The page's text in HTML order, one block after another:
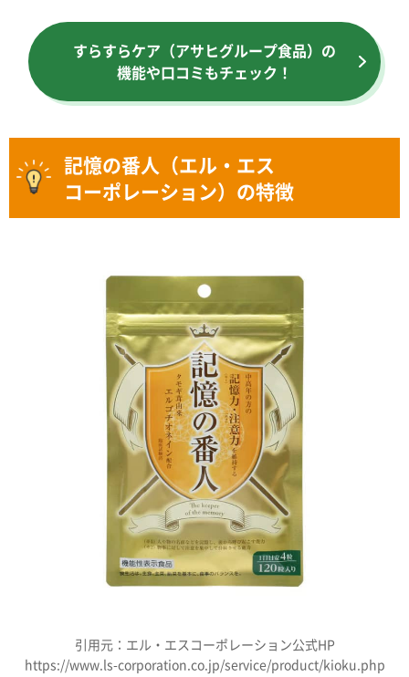
すらすらケア（アサヒグループ食品）の
機能や口コミもチェック！
記憶の番人（エル・エス
コーポレーション）の特徴
引用元：エル・エスコーポレーション公式HP
https://www.ls-corporation.co.jp/service/product/kioku.php